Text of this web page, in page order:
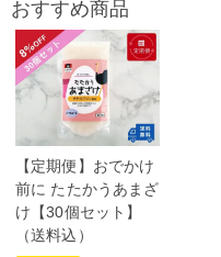
おすすめ商品
【定期便】おでかけ
前に たたかうあまざ
け【30個セット】
（送料込）